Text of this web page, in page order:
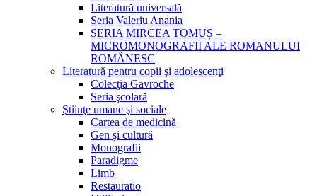
Literatură universală
Seria Valeriu Anania
SERIA MIRCEA TOMUȘ –
MICROMONOGRAFII ALE ROMANULUI
ROMÂNESC
Literatură pentru copii şi adolescenţi
Colecţia Gavroche
Seria şcolară
Ştiinţe umane şi sociale
Cartea de medicină
Gen şi cultură
Monografii
Paradigme
Limb
Restauratio